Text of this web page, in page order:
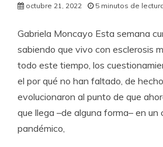
octubre 21, 2022 5 minutos de
Gabriela Moncayo Esta semana
sabiendo que vivo con esclerosis
todo este tiempo, los
el por qué no han faltado, de
evolucionaron al punto de que
que llega –de alguna forma– en
pandémico,